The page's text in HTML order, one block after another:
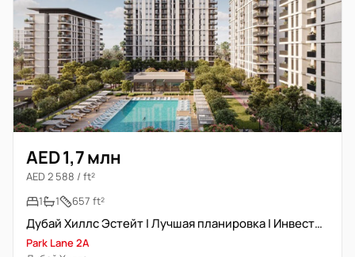
AED 1,7 млн
AED 2 588 / ft²
1
1 657 ft²
Дубай Хиллс Эстейт | Лучшая планировка | Инвестиционный вариант
Park Lane 2A